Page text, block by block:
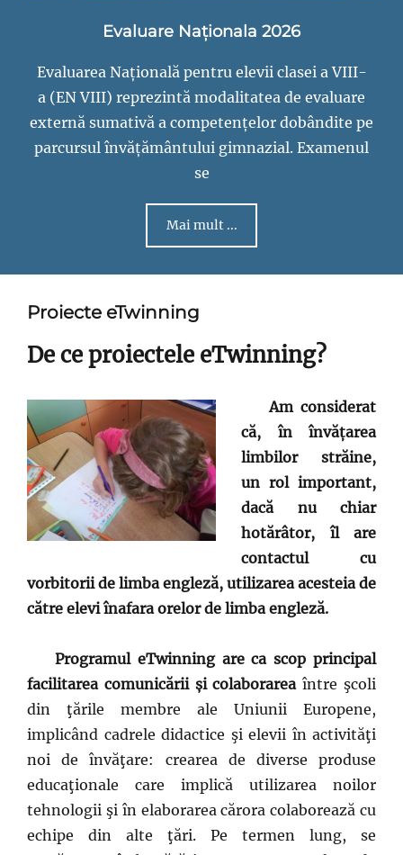
Evaluare Naționala 2026
Evaluarea Națională pentru elevii clasei a VIII-
a (EN VIII) reprezintă modalitatea de evaluare
externă sumativă a competențelor dobândite pe
parcursul învățământului gimnazial. Examenul
se
Mai mult ...
Proiecte eTwinning
De ce proiectele eTwinning?
Am considerat
că, în învățarea
limbilor străine,
un rol important,
dacă nu chiar
hotărâtor, îl are
contactul cu
vorbitorii de limba engleză, utilizarea acesteia de
către elevi înafara orelor de limba engleză.
Programul eTwinning are ca scop principal
facilitarea comunicării și colaborareaîntre şcoli
din ţările membre ale Uniunii Europene,
implicând cadrele didactice şi elevii în activităţi
noi de învăţare: crearea de diverse produse
educaţionale care implică utilizarea noilor
tehnologii şi în elaborarea cărora colaborează cu
echipe din alte ţări. Pe termen lung, se